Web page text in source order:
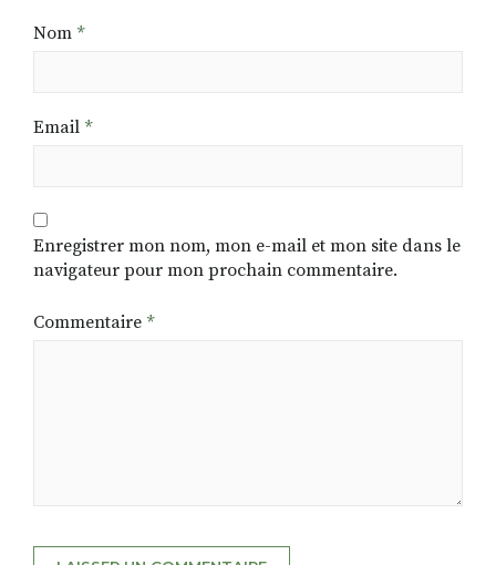
Nom *
Email *
Enregistrer mon nom, mon e-mail et mon site dans le
navigateur pour mon prochain commentaire.
Commentaire *